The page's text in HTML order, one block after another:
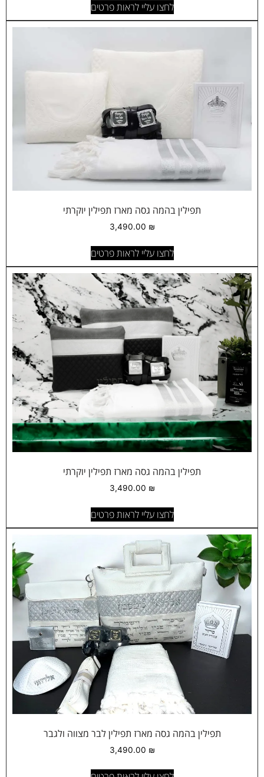
לחצו עליי לראות פרטים
תפילין בהמה גסה מארז תפילין יוקרתי
3,490.00 ₪
לחצו עליי לראות פרטים
תפילין בהמה גסה מארז תפילין יוקרתי
3,490.00 ₪
לחצו עליי לראות פרטים
תפילין בהמה גסה מארז תפילין לבר מצווה ולגבר
3,490.00 ₪